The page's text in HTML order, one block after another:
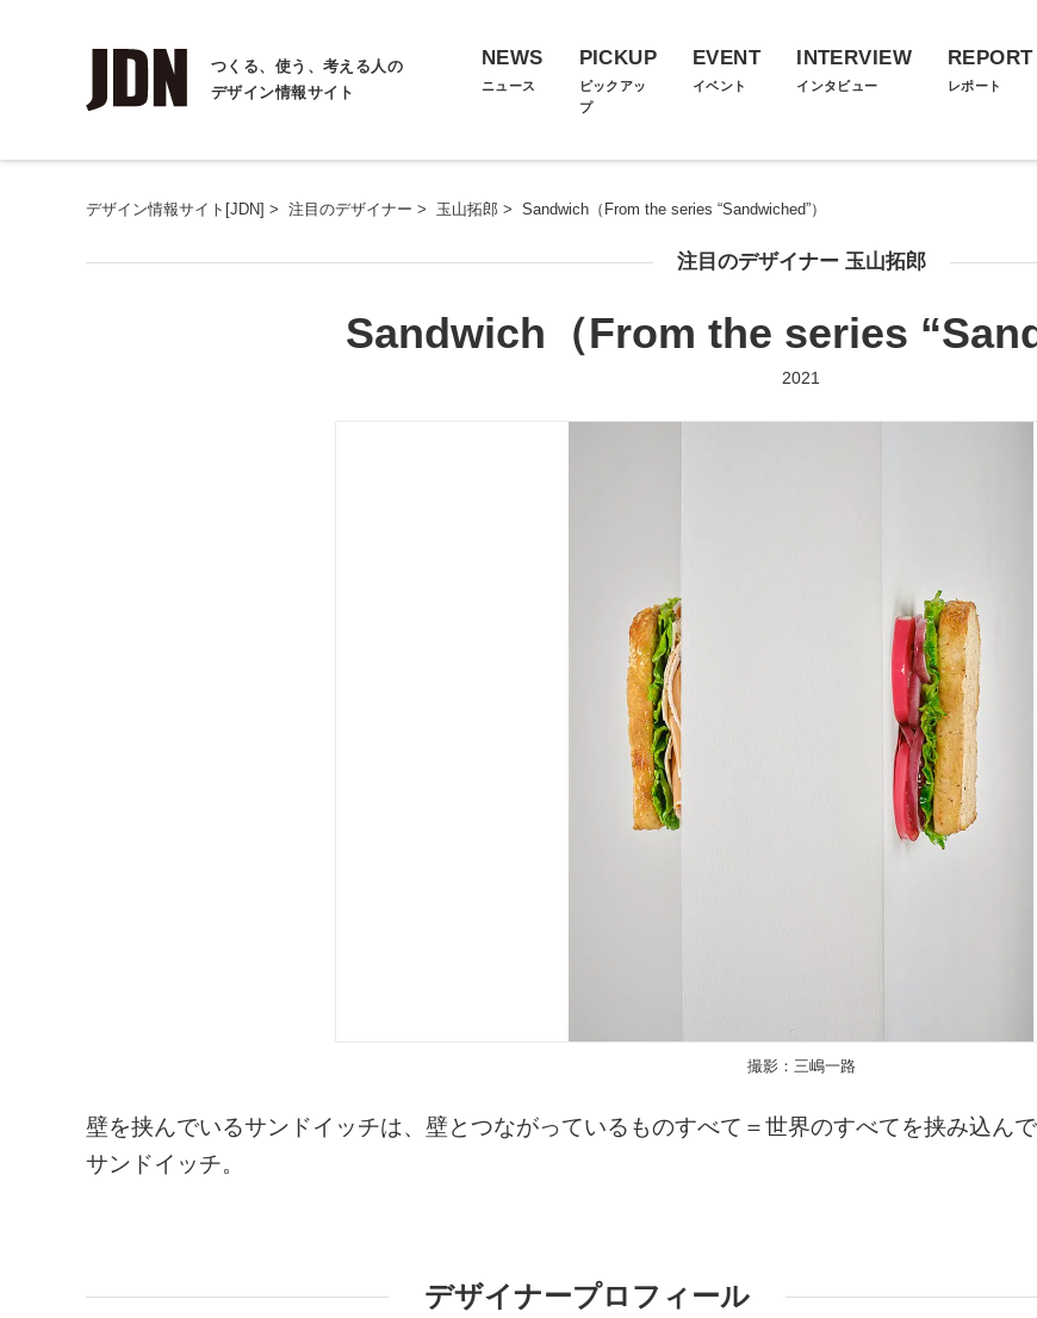
つくる、使う、考える人の
デザイン情報サイト
NEWS
ニュース
PICKUP
ピックアッ
プ
EVENT
イベント
INTERVIEW
インタビュー
REPORT
レポート
デザイン情報サイト[JDN] > 注目のデザイナー > 玉山拓郎 > Sandwich（From the series “Sandwiched”）
注目のデザイナー 玉山拓郎
Sandwich（From the series
2021
撮影：三嶋一路
壁を挟んでいるサンドイッチは、壁とつながっているものすべて＝世界のすべてを挟み込ん
サンドイッチ。
デザイナープロフィール